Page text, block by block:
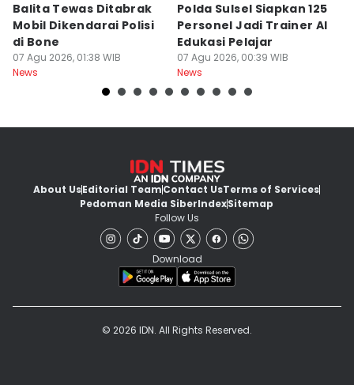
Balita Tewas Ditabrak
Mobil Dikendarai Polisi
di Bone
07 Agu 2026, 01:38 WIB
News
Polda Sulsel Siapkan 125
Personel Jadi Trainer AI
Edukasi Pelajar
07 Agu 2026, 00:39 WIB
News
About UsEditorial TeamContact UsTerms of Services
Pedoman Media SiberIndexSitemap
Follow Us
Download
© 2026 IDN. All Rights Reserved.